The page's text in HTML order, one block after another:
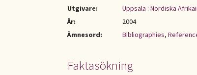
Utgivare:
Uppsala : Nordiska
År:
2004
Ämnesord:
Bibliographies,
Faktasökning